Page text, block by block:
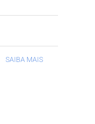
SAIBA MAIS